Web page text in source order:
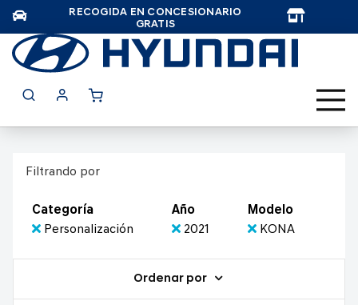
RECOGIDA EN CONCESIONARIO
GRATIS
Filtrando por
Categoría
Personalización
Año
2021
Modelo
KONA
Ordenar por